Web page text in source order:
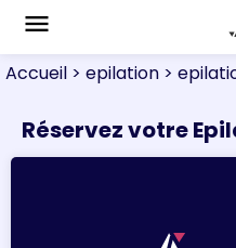
menu
Accueil > epilation >
Réservez votre